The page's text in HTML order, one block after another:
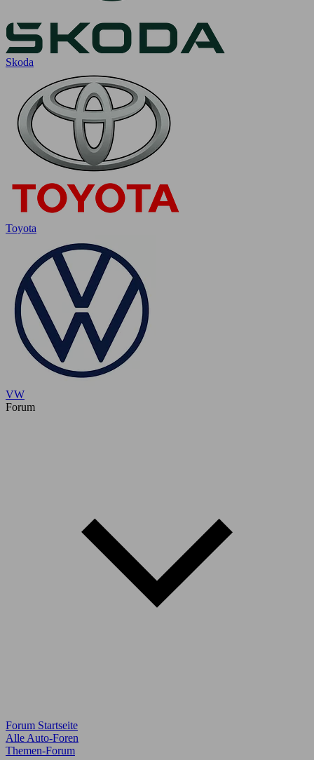
Skoda
Toyota
VW
Forum
Forum Startseite
Alle Auto-Foren
Themen-Forum